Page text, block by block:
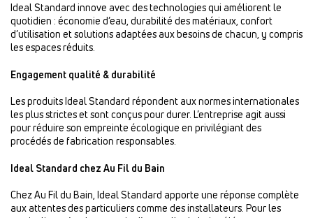
Ideal Standard innove avec des technologies qui améliorent le
quotidien : économie d’eau, durabilité des matériaux, confort
d’utilisation et solutions adaptées aux besoins de chacun, y compris
les espaces réduits.
Engagement qualité & durabilité
Les produits Ideal Standard répondent aux normes internationales
les plus strictes et sont conçus pour durer. L’entreprise agit aussi
pour réduire son empreinte écologique en privilégiant des
procédés de fabrication responsables.
Ideal Standard chez Au Fil du Bain
Chez Au Fil du Bain, Ideal Standard apporte une réponse complète
aux attentes des particuliers comme des installateurs. Pour les